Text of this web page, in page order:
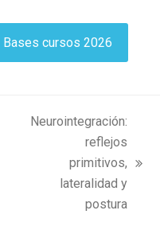
Bases cursos 2026
Neurointegración:
reflejos
primitivos,
lateralidad y
postura